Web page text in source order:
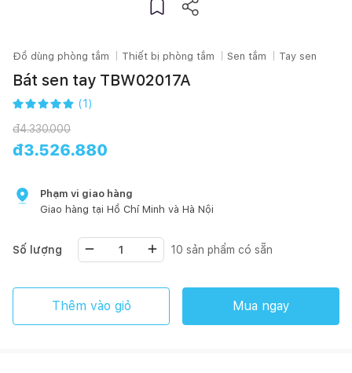
Đồ dùng phòng tắm Thiết bị phòng tắm Sen tắm Tay sen
Bát sen tay TBW02017A
(1 )
đ4.330.000
đ3.526.880
Phạm vi giao hàng
Giao hàng tại Hồ Chí Minh và Hà Nội
Số lượng 10 sản phẩm có sẵn
Thêm vào giỏ Mua ngay